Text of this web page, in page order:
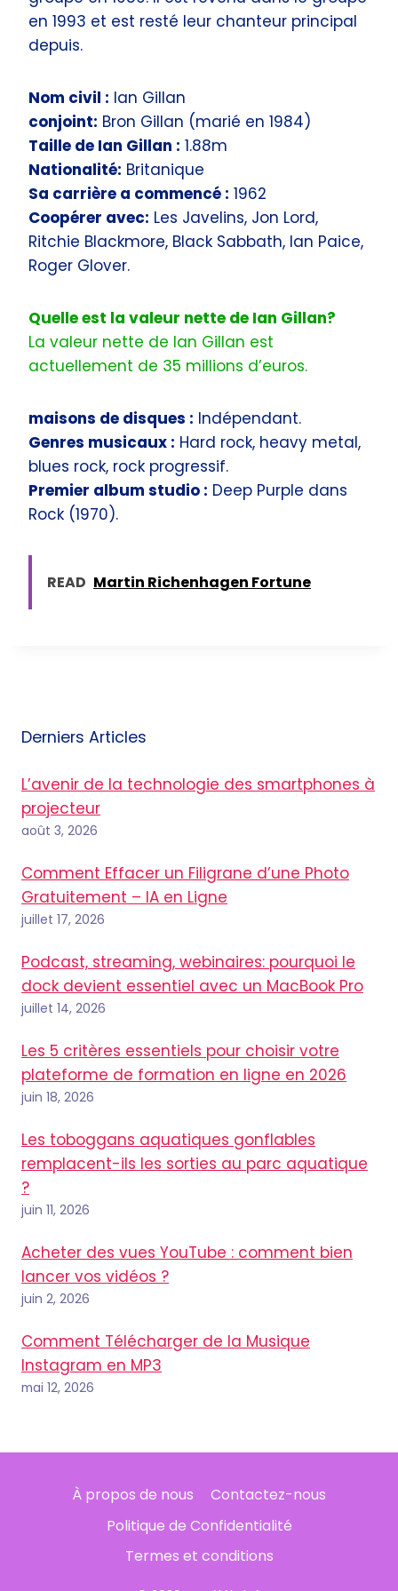
en 1993 et ​​est resté leur chanteur principal
depuis.
Nom civil : Ian Gillan
conjoint: Bron Gillan (marié en 1984)
Taille de Ian Gillan : 1.88m
Nationalité: Britanique
Sa carrière a commencé : 1962
Coopérer avec: Les Javelins, Jon Lord,
Ritchie Blackmore, Black Sabbath, Ian Paice,
Roger Glover.
Quelle est la valeur nette de Ian Gillan?
La valeur nette de Ian Gillan est
actuellement de 35 millions d’euros.
maisons de disques : Indépendant.
Genres musicaux : Hard rock, heavy metal,
blues rock, rock progressif.
Premier album studio : Deep Purple dans
Rock (1970).
READ Martin Richenhagen Fortune
Derniers Articles
L’avenir de la technologie des smartphones à
projecteur
août 3, 2026
Comment Effacer un Filigrane d’une Photo
Gratuitement – IA en Ligne
juillet 17, 2026
Podcast, streaming, webinaires: pourquoi le
dock devient essentiel avec un MacBook Pro
juillet 14, 2026
Les 5 critères essentiels pour choisir votre
plateforme de formation en ligne en 2026
juin 18, 2026
Les toboggans aquatiques gonflables
remplacent-ils les sorties au parc aquatique
?
juin 11, 2026
Acheter des vues YouTube : comment bien
lancer vos vidéos ?
juin 2, 2026
Comment Télécharger de la Musique
Instagram en MP3
mai 12, 2026
À propos de nous
Contactez-nous
Politique de Confidentialité
Termes et conditions